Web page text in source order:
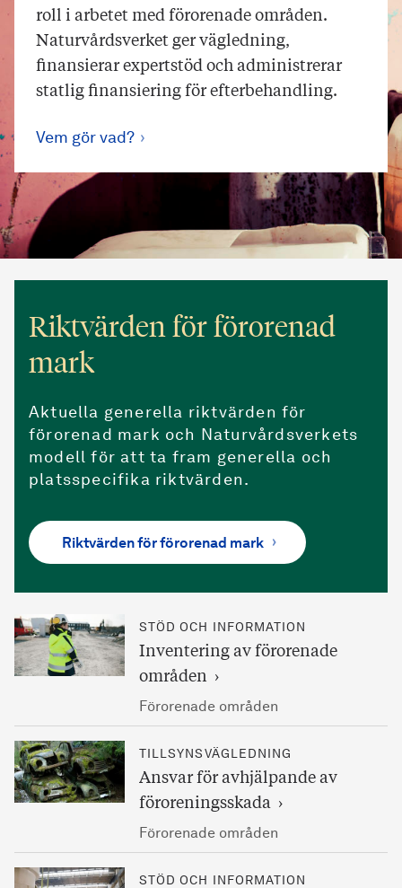
roll i arbetet med förorenade områden.
Naturvårdsverket ger vägledning,
finansierar expertstöd och administrerar
statlig finansiering för efterbehandling.
Vem gör vad?
Riktvärden för förorenad
mark
Aktuella generella riktvärden för
förorenad mark och Naturvårdsverkets
modell för att ta fram generella och
platsspecifika riktvärden.
Riktvärden för förorenad mark
STÖD OCH INFORMATION
Inventering av förorenade
områden
Förorenade områden
TILLSYNSVÄGLEDNING
Ansvar för avhjälpande av
föroreningsskada
Förorenade områden
STÖD OCH INFORMATION